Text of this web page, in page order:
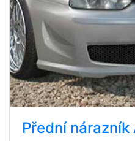
Přední nárazník